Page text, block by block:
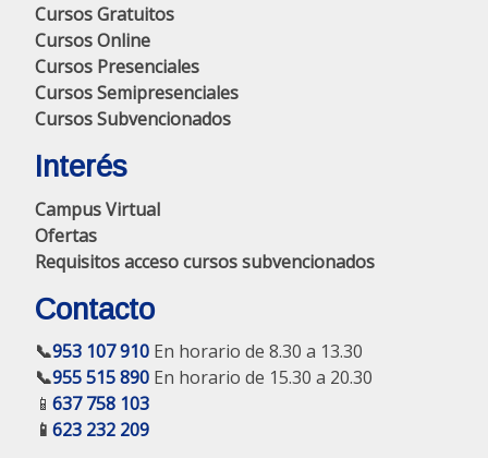
Cursos Gratuitos
Cursos Online
Cursos Presenciales
Cursos Semipresenciales
Cursos Subvencionados
Interés
Campus Virtual
Ofertas
Requisitos acceso cursos subvencionados
Contacto
📞953 107 910 En horario de 8.30 a 13.30
📞955 515 890 En horario de 15.30 a 20.30
📱 637 758 103
📱 623 232 209